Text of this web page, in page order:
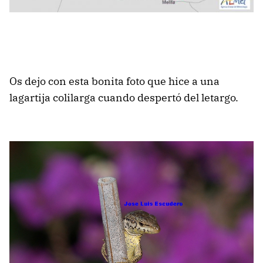
Os dejo con esta bonita foto que hice a una
lagartija colilarga cuando despertó del letargo.